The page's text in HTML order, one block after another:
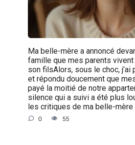
Ma belle-mère a annoncé
famille que mes parents
son filsAlors, sous le choc, j’ai
et répondu doucement que
payé la moitié de notre
silence qui a suivi a été plus
les critiques de ma belle-mère
0 55